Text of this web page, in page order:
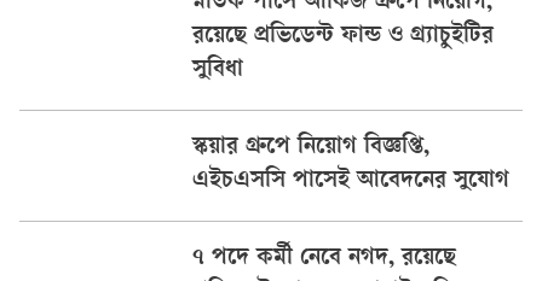
রয়েছে প্রভিডেন্ট ফান্ড ও গ্র্যাচুইটির
সুবিধা
স্কয়ার গ্রুপে নিয়োগ বিজ্ঞপ্তি,
এইচএসসি পাসেই আবেদনের সুযোগ
৭ পদে কর্মী নেবে নগদ, রয়েছে